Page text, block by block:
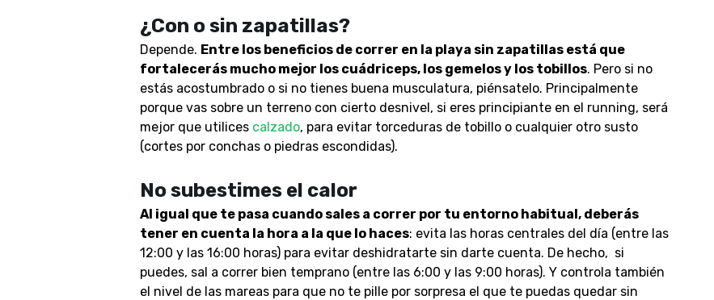
¿Con o sin zapatillas?
Depende. Entre los beneficios de correr en la playa sin zapatillas está que
fortalecerás mucho mejor los cuádriceps, los gemelos y los tobillos. Pero si no
estás acostumbrado o si no tienes buena musculatura, piénsatelo. Principalmente
porque vas sobre un terreno con cierto desnivel, si eres principiante en el running, será
mejor que utilices calzado, para evitar torceduras de tobillo o cualquier otro susto
(cortes por conchas o piedras escondidas).
No subestimes el calor
Al igual que te pasa cuando sales a correr por tu entorno habitual, deberás
tener en cuenta la hora a la que lo haces: evita las horas centrales del día (entre las
12:00 y las 16:00 horas) para evitar deshidratarte sin darte cuenta. De hecho, si
puedes, sal a correr bien temprano (entre las 6:00 y las 9:00 horas). Y controla también
el nivel de las mareas para que no te pille por sorpresa el que te puedas quedar sin